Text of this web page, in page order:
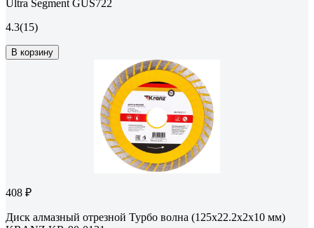
Ultra Segment GUS722
4.3(15)
В корзину
408 ₽
Диск алмазный отрезной Турбо волна (125x22.2x2x10 мм)